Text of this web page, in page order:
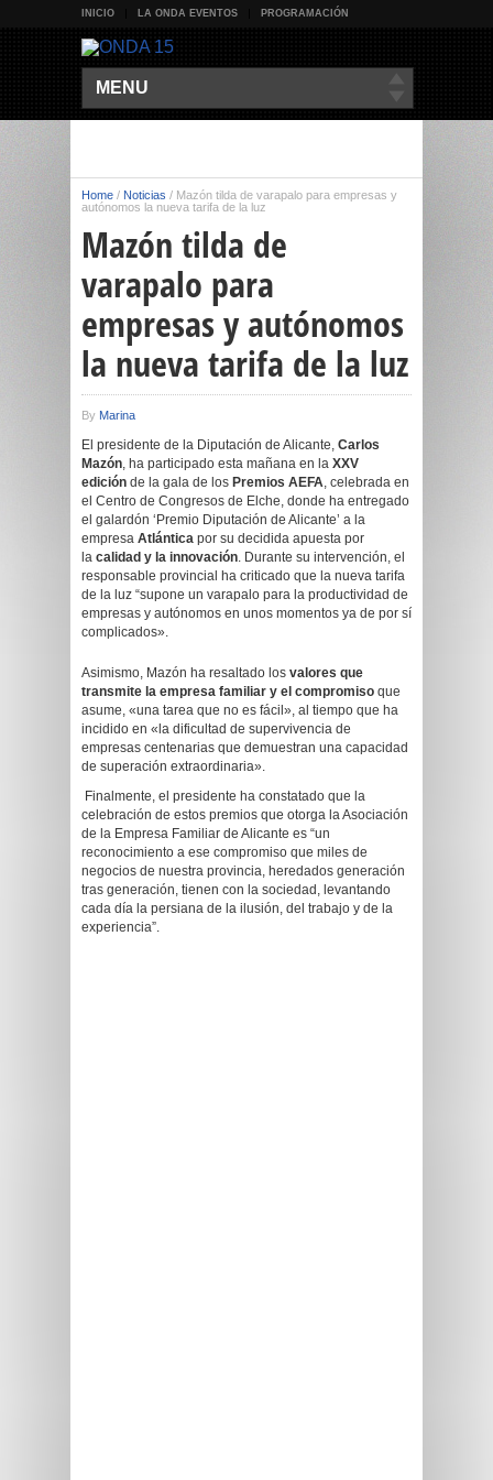
INICIO LA ONDA EVENTOS PROGRAMACIÓN
MENU
Home / Noticias / Mazón tilda de varapalo para empresas y
autónomos la nueva tarifa de la luz
Mazón tilda de
varapalo para
empresas y autónomos
la nueva tarifa de la luz
By Marina
El presidente de la Diputación de Alicante, Carlos
Mazón, ha participado esta mañana en la XXV
edición de la gala de los Premios AEFA, celebrada en
el Centro de Congresos de Elche, donde ha entregado
el galardón ‘Premio Diputación de Alicante’ a la
empresa Atlántica por su decidida apuesta por
la calidad y la innovación. Durante su intervención, el
responsable provincial ha criticado que la nueva tarifa
de la luz “supone un varapalo para la productividad de
empresas y autónomos en unos momentos ya de por sí
complicados».
Asimismo, Mazón ha resaltado los valores que
transmite la empresa familiar y el compromiso que
asume, «una tarea que no es fácil», al tiempo que ha
incidido en «la dificultad de supervivencia de
empresas centenarias que demuestran una capacidad
de superación extraordinaria».
Finalmente, el presidente ha constatado que la
celebración de estos premios que otorga la Asociación
de la Empresa Familiar de Alicante es “un
reconocimiento a ese compromiso que miles de
negocios de nuestra provincia, heredados generación
tras generación, tienen con la sociedad, levantando
cada día la persiana de la ilusión, del trabajo y de la
experiencia”.